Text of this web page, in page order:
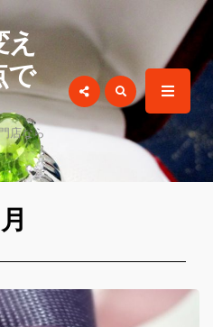
for:
え
で
店なら